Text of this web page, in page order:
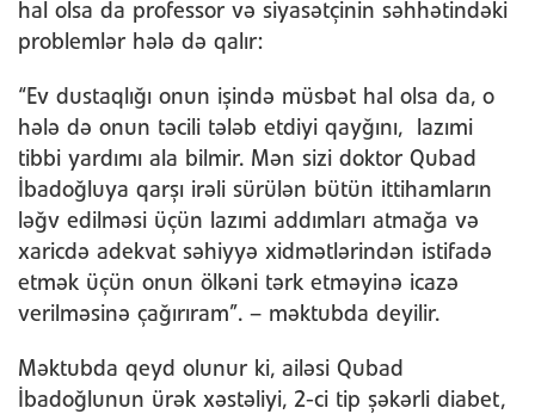
hal olsa da professor və siyasətçinin səhhətindəki
problemlər hələ də qalır:
“Ev dustaqlığı onun işində müsbət hal olsa da, o
hələ də onun təcili tələb etdiyi qayğını, lazımi
tibbi yardımı ala bilmir. Mən sizi doktor Qubad
İbadoğluya qarşı irəli sürülən bütün ittihamların
ləğv edilməsi üçün lazımi addımları atmağa və
xaricdə adekvat səhiyyə xidmətlərindən istifadə
etmək üçün onun ölkəni tərk etməyinə icazə
verilməsinə çağırıram”. – məktubda deyilir.
Məktubda qeyd olunur ki, ailəsi Qubad
İbadoğlunun ürək xəstəliyi, 2-ci tip şəkərli diabet,